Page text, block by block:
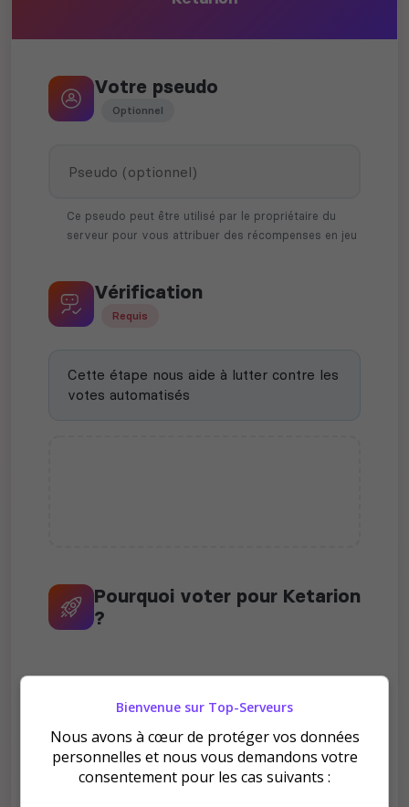
Votre pseudo
Optionnel
Ce pseudo peut être utilisé par le propriétaire du
serveur pour vous attribuer des récompenses en jeu
Vérification
Requis
Cette étape nous aide à lutter contre les
votes automatisés
Pourquoi voter pour Ketarion
?
Améliore le classement
Votre vote aide le serveur à monter dans le
Bienvenue sur Top-Serveurs
Nous avons à cœur de protéger vos données
personnelles et nous vous demandons votre
consentement pour les cas suivants :